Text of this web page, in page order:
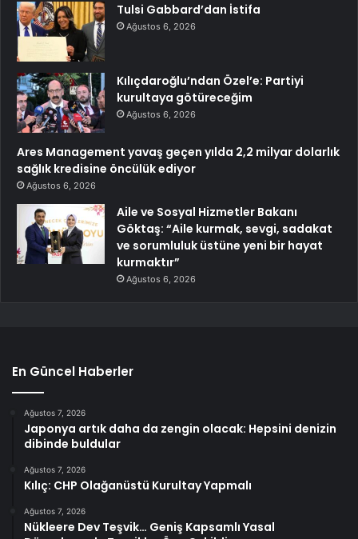
Tulsi Gabbard’dan İstifa
Ağustos 6, 2026
Kılıçdaroğlu’ndan Özel’e: Partiyi
kurultaya götüreceğim
Ağustos 6, 2026
Ares Management yavaş geçen yılda 2,2 milyar dolarlık
sağlık kredisine öncülük ediyor
Ağustos 6, 2026
Aile ve Sosyal Hizmetler Bakanı
Göktaş: “Aile kurmak, sevgi, sadakat
ve sorumluluk üstüne yeni bir hayat
kurmaktır”
Ağustos 6, 2026
En Güncel Haberler
Ağustos 7, 2026
Japonya artık daha da zengin olacak: Hepsini denizin
dibinde buldular
Ağustos 7, 2026
Kılıç: CHP Olağanüstü Kurultay Yapmalı
Ağustos 7, 2026
Nükleere Dev Teşvik… Geniş Kapsamlı Yasal